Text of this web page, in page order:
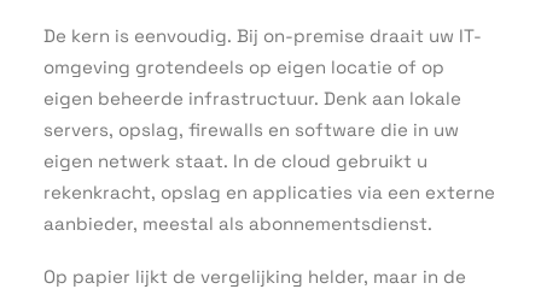
De kern is eenvoudig. Bij on-premise draait uw IT-
omgeving grotendeels op eigen locatie of op
eigen beheerde infrastructuur. Denk aan lokale
servers, opslag, firewalls en software die in uw
eigen netwerk staat. In de cloud gebruikt u
rekenkracht, opslag en applicaties via een externe
aanbieder, meestal als abonnementsdienst.
Op papier lijkt de vergelijking helder, maar in de